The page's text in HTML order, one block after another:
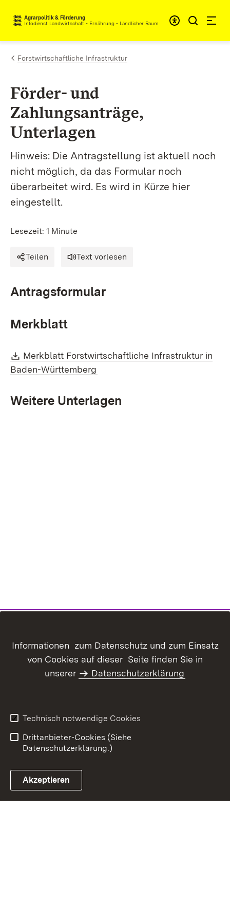
Zum Inhalt springen
Agrarpolitik & Förderung
Infodienst Landwirtschaft - Ernährung - Ländlicher Raum
Forstwirtschaftliche Infrastruktur
Förder- und
Zahlungsanträge,
Unterlagen
Hinweis: Die Antragstellung ist aktuell noch
nicht möglich, da das Formular noch
überarbeitet wird. Es wird in Kürze hier
eingestellt.
Lesezeit: 1 Minute
Teilen Text vorlesen
Antragsformular
Merkblatt
Download:
Merkblatt Forstwirtschaftliche Infrastruktur in
Baden-Württemberg
Weitere Unterlagen
Informationen zum Datenschutz und zum Einsatz
von Cookies auf dieser Seite finden Sie in
unserer
Datenschutzerklärung
Technisch notwendige Cookies
Drittanbieter-Cookies (Siehe
Datenschutzerklärung.)
Akzeptieren